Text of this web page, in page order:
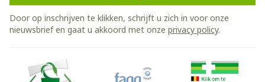
Door op inschrijven te klikken, schrijft u zich in voor onze
nieuwsbrief en gaat u akkoord met onze privacy policy.